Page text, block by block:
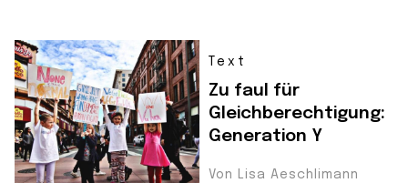
Text
Zu faul für
Gleichberechtigung:
Generation Y
Von Lisa Aeschlimann